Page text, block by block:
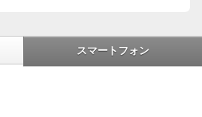
スマートフォン